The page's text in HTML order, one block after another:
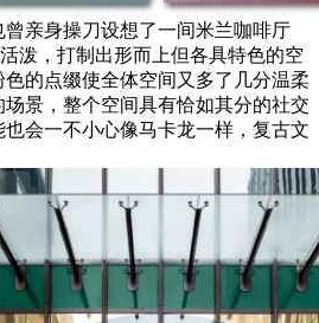
亲身操刀设想了一间米兰咖啡厅
泼，打制出形而上但各具特色的空
的点缀使全体空间又多了几分温柔
景，整个空间具有恰如其分的社交
会一不小心像马卡龙一样，复古文